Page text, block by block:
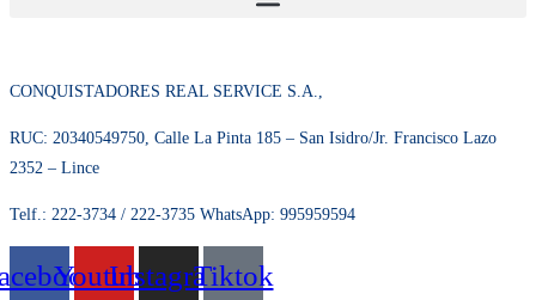
CONQUISTADORES REAL SERVICE S.A.,
RUC: 20340549750, Calle La Pinta 185 – San Isidro/Jr. Francisco Lazo
2352 – Lince
Telf.: 222-3734 / 222-3735 WhatsApp: 995959594
YoutubeInstagramTiktok